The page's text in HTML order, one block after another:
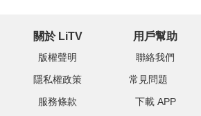
關於 LiTV
版權聲明
隱私權政策
服務條款
用戶幫助
聯絡我們
常見問題
下載 APP